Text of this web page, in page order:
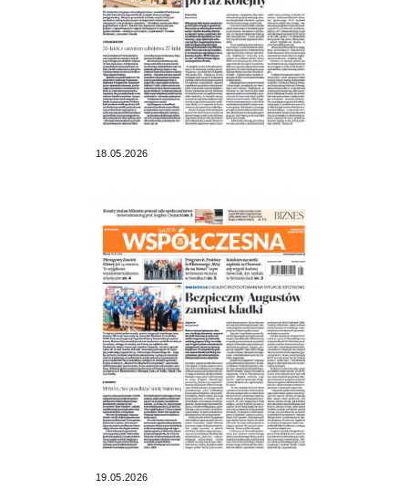
18.05.2026
19.05.2026